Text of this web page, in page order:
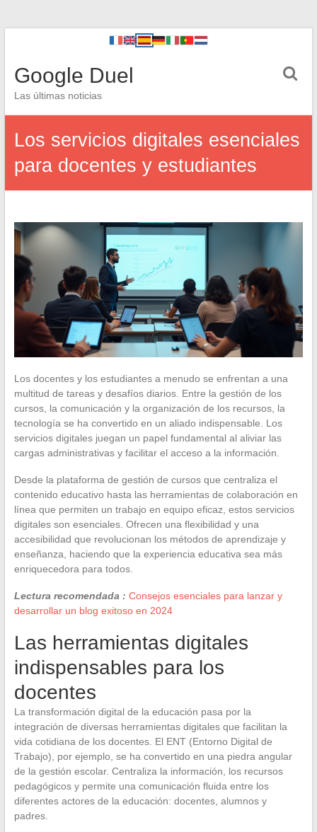
Google Duel
Las últimas noticias
Los servicios digitales esenciales
para docentes y estudiantes
Los docentes y los estudiantes a menudo se enfrentan a una
multitud de tareas y desafíos diarios. Entre la gestión de los
cursos, la comunicación y la organización de los recursos, la
tecnología se ha convertido en un aliado indispensable. Los
servicios digitales juegan un papel fundamental al aliviar las
cargas administrativas y facilitar el acceso a la información.
Desde la plataforma de gestión de cursos que centraliza el
contenido educativo hasta las herramientas de colaboración en
línea que permiten un trabajo en equipo eficaz, estos servicios
digitales son esenciales. Ofrecen una flexibilidad y una
accesibilidad que revolucionan los métodos de aprendizaje y
enseñanza, haciendo que la experiencia educativa sea más
enriquecedora para todos.
Lectura recomendada : Consejos esenciales para lanzar y
desarrollar un blog exitoso en 2024
Las herramientas digitales
indispensables para los
docentes
La transformación digital de la educación pasa por la
integración de diversas herramientas digitales que facilitan la
vida cotidiana de los docentes. El ENT (Entorno Digital de
Trabajo), por ejemplo, se ha convertido en una piedra angular
de la gestión escolar. Centraliza la información, los recursos
pedagógicos y permite una comunicación fluida entre los
diferentes actores de la educación: docentes, alumnos y
padres.